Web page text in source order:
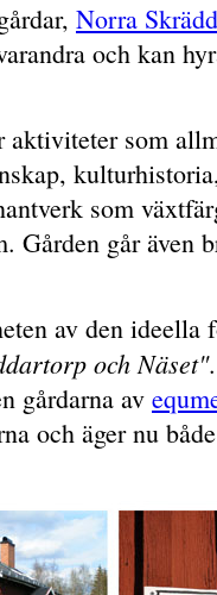
Norra
och kan
aktiviteter som
som
går även
av den ideella
och Näset"
gårdarna av
och äger nu